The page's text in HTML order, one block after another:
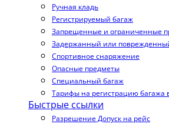
Ручная кладь
Регистрируемый багаж
Запрещенные и ограниченные
Задержанный или
Спортивное снаряжение
Опасные предметы
Специальный багаж
Тарифы на регистрацию багажа
Быстрые ссылки
Разрешение Допуск на рейс